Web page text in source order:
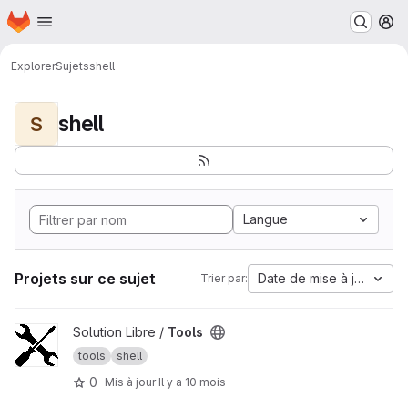
Passer au contenu principal
Page d'accueil
ExplorerSujetsshell
S shell
Langue
Projets sur ce sujet Trier par: Date de mise à jour
Afficher le projet Tools
Solution Libre / Tools
tools shell
0 Mis à jour Il y a 10 mois